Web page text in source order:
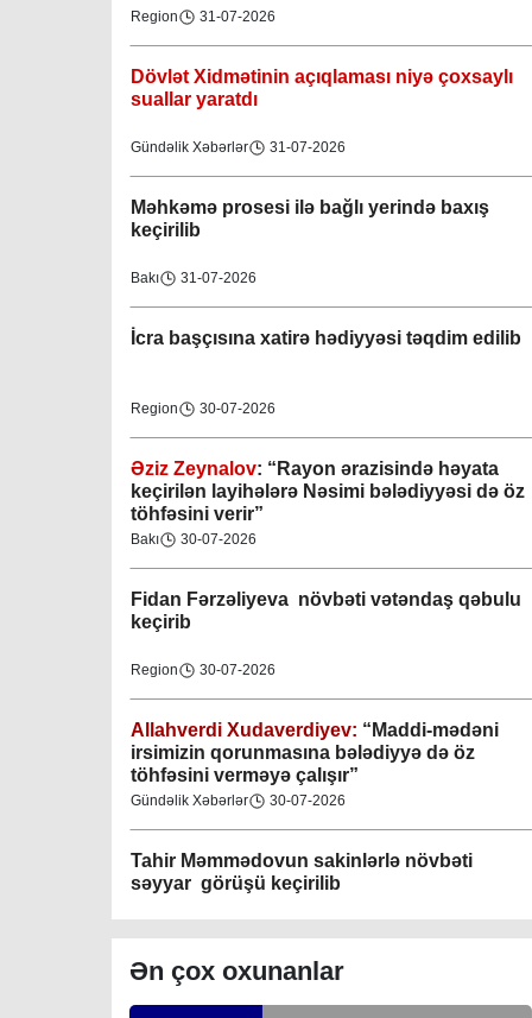
Region 31-07-2026
Dövlət Xidmətinin açıqlaması niyə çoxsaylı
suallar yaratdı
Gündəlik Xəbərlər 31-07-2026
Məhkəmə prosesi ilə bağlı yerində baxış
keçirilib
Bakı 31-07-2026
İcra başçısına xatirə hədiyyəsi təqdim edilib
Region 30-07-2026
Əziz Zeynalov: “Rayon ərazisində həyata
keçirilən layihələrə Nəsimi bələdiyyəsi də öz
töhfəsini verir”
Bakı 30-07-2026
Fidan Fərzəliyeva növbəti vətəndaş qəbulu
keçirib
Region 30-07-2026
Allahverdi Xudaverdiyev: “Maddi-mədəni
irsimizin qorunmasına bələdiyyə də öz
töhfəsini verməyə çalışır”
Gündəlik Xəbərlər 30-07-2026
Tahir Məmmədovun sakinlərlə növbəti
səyyar görüşü keçirilib
Elşad Vəliyev:
təmin olunması və fövqəladə hallara operativ
Ən çox oxunanlar
Gəncə şəhəri Nizami bələdiyyəsi
08-04-2023
M.Ə.Rəsuzladə bələdiyyəsi
07-04-2023
Xətai bələdiyyəsi
07-04-2023
Mingəçevir bələdiyyəsi
06-04-2023
Nəsimi bələdiyyəsi
06-04-2023
Nərimanov bələdiyyəsi
06-04-2023